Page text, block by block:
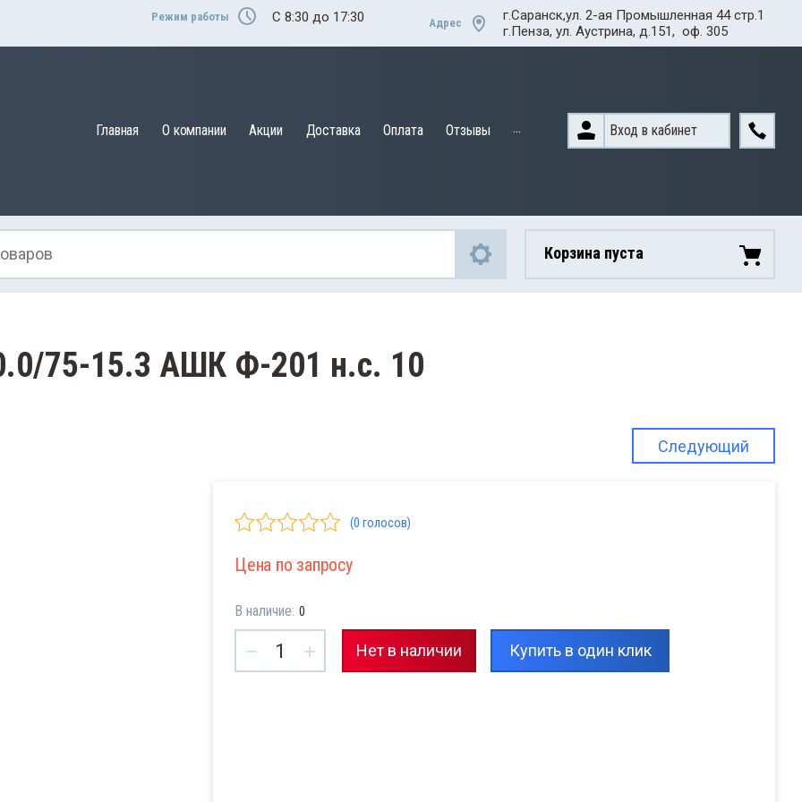
Режим работы C 8:30 до 17:30 Адрес
г.Саранск,ул. 2-ая Промышленная 44 стр.1
г.Пенза, ул. Аустрина, д.151, оф. 305
Главная О компании Акции Доставка Оплата Отзывы ... Вход в кабинет
Корзина пуста
75-15.3 АШК Ф-201 н.с. 10
Следующий
(0 голосов)
Цена по запросу
В наличие: 0
− + Нет в наличии Купить в один клик